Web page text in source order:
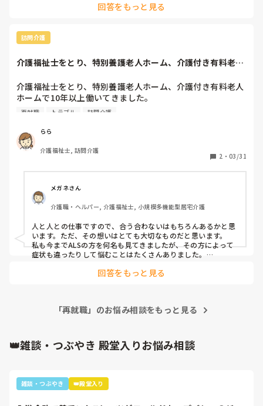
回答をもっと見る
訪問介護
介護福祉士をとり、特別養護老人ホーム、介護付き有料老人
介護福祉士をとり、特別養護老人ホーム、介護付き有料老人
ホームで10年以上働いてきました。
ケアマネージャー をとったものの、結婚と引っ越しもあっ
たこともあり、視野を広げるために、訪問介護にも興味を持
ち12月に再就職しました。
今まで、人間関係にも恵まれ、入居者様や利用者様とも良い
関係を気づけており、知識や技術も含め、自信をもっている
ところがありました。
面接の時に、施設と訪問介護の違いは、利用者様がヘルパー
を選ぶ。いくら、頑張ってもダメな時もあるよ。と言われま
した。
に自信喪失の日々です。
入っているのですが、幅広い利用者様に困惑の日々です、
のあるケアや、文字盤でコミュニケーションを取る等のケア
に、素人や自信がないのが伝わってしまうのか、中々よい関
その人を理解したい気持ちに技術が追いつかず、空回りの
再就職 トラブル 訪問介護
らら
介護福祉士, 訪問介護
2 ・ 03/31
メガネさん
介護職・ヘルパー, 介護福祉士, 小規模多機能型居宅介護
人と人との仕事ですので、合う合わないはもちろんあるかと思
います。ただ、その想いはとても大切なものだと思います。
私も今までALSの方を何名も見てきましたが、その方によって
症状も違ったりして悩むことはたくさんありました。
てきた方もいましたが、何を求めているのか、家族さんと話を
ください。
回答をもっと見る
「再就職」のお悩み相談をもっと見る
👑雑談・つぶやき 殿堂入りお悩み相談
雑談・つぶやき 👑殿堂入り